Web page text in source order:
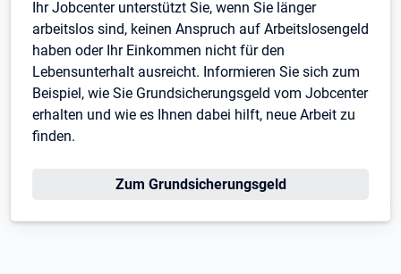
Ihr Jobcenter unterstützt Sie, wenn Sie länger
arbeitslos sind, keinen Anspruch auf Arbeitslosengeld
haben oder Ihr Einkommen nicht für den
Lebensunterhalt ausreicht. Informieren Sie sich zum
Beispiel, wie Sie Grundsicherungsgeld vom Jobcenter
erhalten und wie es Ihnen dabei hilft, neue Arbeit zu
finden.
Zum Grundsicherungsgeld